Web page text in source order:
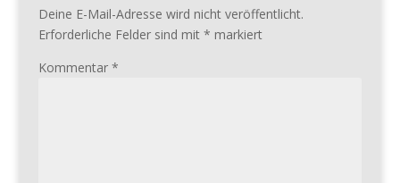
Deine E-Mail-Adresse wird nicht veröffentlicht.
Erforderliche Felder sind mit * markiert
Kommentar *